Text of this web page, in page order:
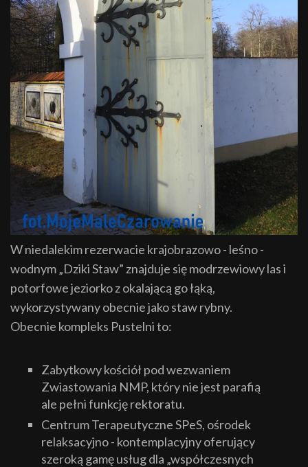
W niedalekim rezerwacie krajobrazowo - leśno -
wodnym „Dziki Staw” znajduje się modrzewiowy las i
potorfowe jeziorko z okalającą go łąką,
wykorzystywany obecnie jako staw rybny.
Obecnie kompleks Pustelni to:
Zabytkowy kościół pod wezwaniem
Zwiastowania NMP, który nie jest parafią
ale pełni funkcję rektoratu.
Centrum Terapeutyczne SPeS, ośrodek
relaksacyjno - kontemplacyjny oferujący
szeroką gamę usług dla „współczesnych